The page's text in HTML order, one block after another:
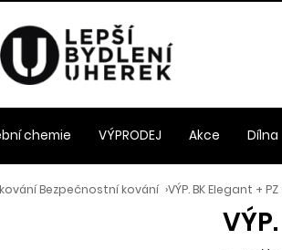
Bezpečnostní kování ›VÝP. BK Elegant +
chemie VÝPRODEJ Akce Dílna